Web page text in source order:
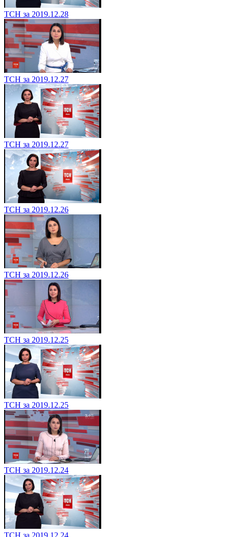
ТСН за 2019.12.28
ТСН за 2019.12.27
ТСН за 2019.12.27
ТСН за 2019.12.26
ТСН за 2019.12.26
ТСН за 2019.12.25
ТСН за 2019.12.25
ТСН за 2019.12.24
ТСН за 2019.12.24